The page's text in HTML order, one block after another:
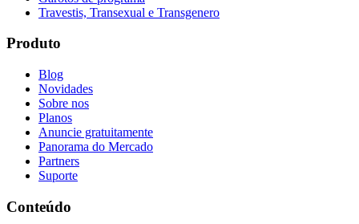
Travestis, Transexual e Transgenero
Produto
Blog
Novidades
Sobre nos
Planos
Anuncie gratuitamente
Panorama do Mercado
Partners
Suporte
Conteúdo